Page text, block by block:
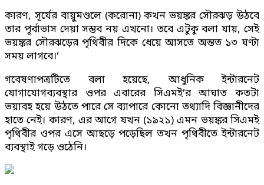
কারণ, সূর্যের বায়ুমণ্ডলে (করোনা) কখন ভয়ঙ্কর সৌরঝড় উঠবে
তার পূর্বাভাস দেয়া সম্ভব নয় এখনো। তবে এটুকু বলা যায়, সেই
ভয়ঙ্কর সৌরঝড়ের পৃথিবীর দিকে ধেয়ে আসতে অন্তত ১৩ ঘণ্টা
সময় লাগবে।’
গবেষণাপত্রটিতে বলা হয়েছে, আধুনিক ইন্টারনেট
যোগাযোগব্যবস্থার ওপর এবারের সিএমই’র আঘাত কতটা
ভয়াবহ হয়ে উঠতে পারে সে ব্যাপারে কোনো তথ্যাদি বিজ্ঞানীদের
হাতে নেই। কারণ, এর আগে যখন (১৯২১) এমন ভয়ঙ্কর সিএমই
পৃথিবীর ওপর এসে আছড়ে পড়েছিল তখন পৃথিবীতে ইন্টারনেট
ব্যবস্থাই গড়ে ওঠেনি।